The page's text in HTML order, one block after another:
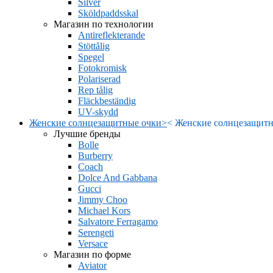
Silver
Sköldpaddsskal
Магазин по технологии
Antireflekterande
Stöttålig
Spegel
Fotokromisk
Polariserad
Rep tålig
Fläckbeständig
UV-skydd
Женские солнцезащитные очки>< Женские
Лучшие бренды
Bolle
Burberry
Coach
Dolce And Gabbana
Gucci
Jimmy Choo
Michael Kors
Salvatore Ferragamo
Serengeti
Versace
Магазин по форме
Aviator